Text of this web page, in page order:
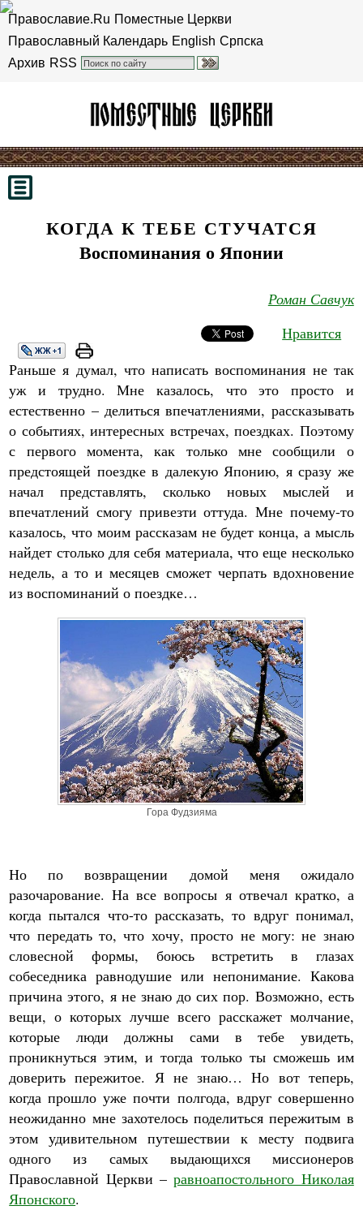
Православие.Ru Поместные Церкви
Православный Календарь English Српска
Архив RSS
КОГДА К ТЕБЕ СТУЧАТСЯ
Воспоминания о Японии
Роман Савчук
Нравится
Раньше я думал, что написать воспоминания не так
уж и трудно. Мне казалось, что это просто и
естественно – делиться впечатлениями, рассказывать
о событиях, интересных встречах, поездках. Поэтому
с первого момента, как только мне сообщили о
предстоящей поездке в далекую Японию, я сразу же
начал представлять, сколько новых мыслей и
впечатлений смогу привезти оттуда. Мне почему-то
казалось, что моим рассказам не будет конца, а мысль
найдет столько для себя материала, что еще несколько
недель, а то и месяцев сможет черпать вдохновение
из воспоминаний о поездке…
Гора Фудзияма
Но по возвращении домой меня ожидало
разочарование. На все вопросы я отвечал кратко, а
когда пытался что-то рассказать, то вдруг понимал,
что передать то, что хочу, просто не могу: не знаю
словесной формы, боюсь встретить в глазах
собеседника равнодушие или непонимание. Какова
причина этого, я не знаю до сих пор. Возможно, есть
вещи, о которых лучше всего расскажет молчание,
которые люди должны сами в тебе увидеть,
проникнуться этим, и тогда только ты сможешь им
доверить пережитое. Я не знаю… Но вот теперь,
когда прошло уже почти полгода, вдруг совершенно
неожиданно мне захотелось поделиться пережитым в
этом удивительном путешествии к месту подвига
одного из самых выдающихся миссионеров
Православной Церкви –равноапостольного Николая
Японского.